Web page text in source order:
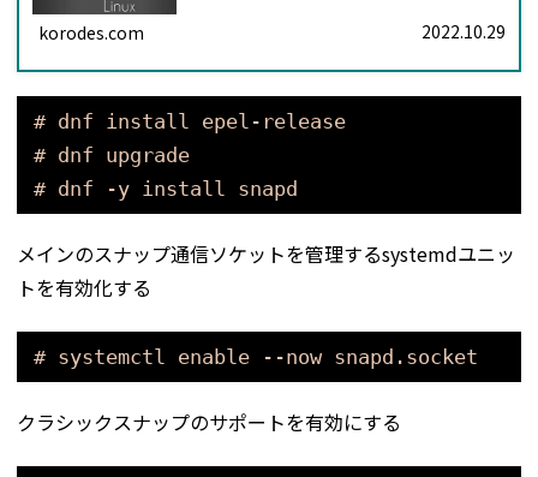
korodes.com 2022.10.29
# dnf install epel-release
# dnf upgrade
# dnf -y install snapd
メインのスナップ通信ソケットを管理するsystemdユニッ
トを有効化する
# systemctl enable --now snapd.socket
クラシックスナップのサポートを有効にする